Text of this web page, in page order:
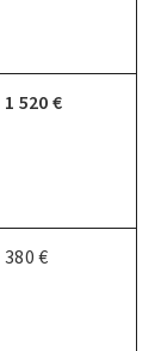
1 520 €
380 €